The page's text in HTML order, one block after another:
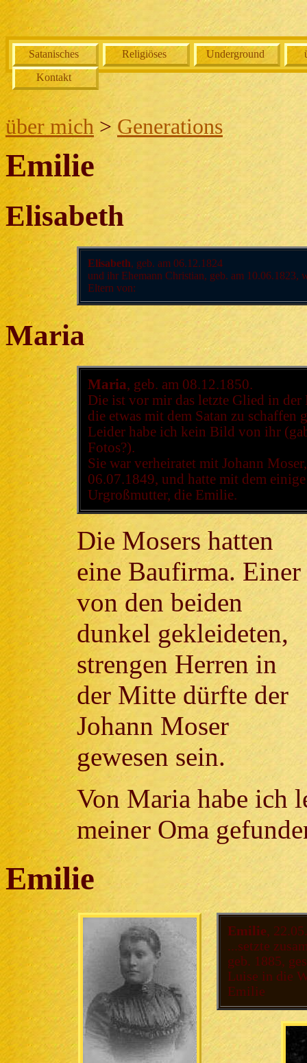
Satanisches Religiöses Underground
Kontakt
über mich > Generations
Emilie
Elisabeth
Elisabeth, geb. am 06.12.1824
und ihr Ehemann Christian, geb. am 10.06.1823,
Eltern von:
Maria
Maria, geb. am 08.12.1850.
Die ist vor mir das letzte Glied in der
die etwas mit dem Satan zu schaffen
Leider habe ich kein Bild von ihr
Fotos?).
Sie war verheiratet mit Johann
06.07.1849, und hatte mit dem
Urgroßmutter, die Emilie.
Die Mosers hatten
eine Baufirma. Einer
von den beiden
dunkel gekleideten,
strengen Herren in
der Mitte dürfte der
Johann Moser
gewesen sein.
Von Maria habe ich
meiner Oma
Emilie
Emilie,
...setzte
geb. 1885,
Luise in die
Emilie